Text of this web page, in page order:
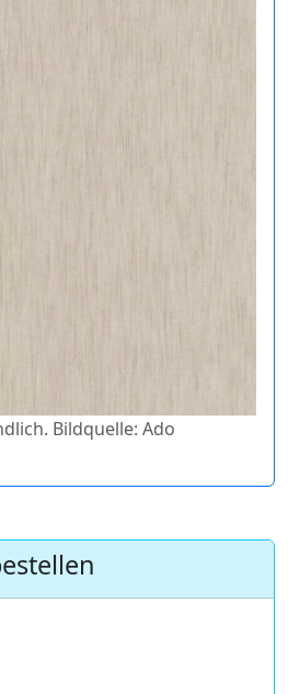
Bildquelle: Ado